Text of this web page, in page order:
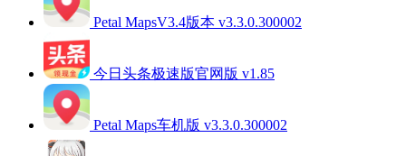
Petal MapsV3.4版本 v3.3.0.300002
今日头条极速版官网版 v1.85
Petal Maps车机版 v3.3.0.300002